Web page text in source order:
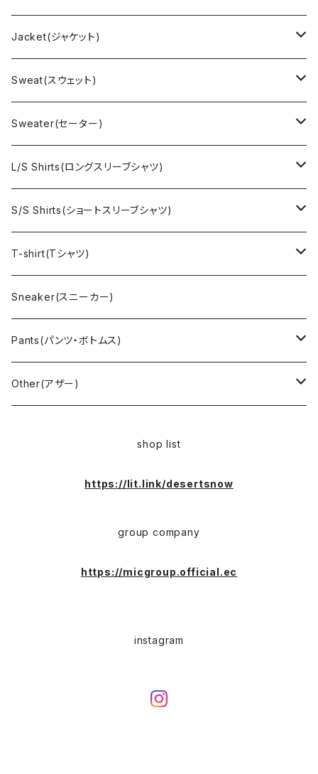
Jacket(ジャケット)
US Military(ユーエスミリタリー)
EURO Military(ユーロミリタリー）
Ralph Laurne(ラルフローレン)
Denim jacket(デニムジャケット)
Vest(ベスト)
Outdoor(アウトドア)
Cover all(カバーオール)
Nylon Jacket(ナイロンジャケット)
Leather Jacket(レザージャケット)
Sweat(スウェット)
Champion(チャンピオン)
Reverse Weave(リバースウィーブ)
Sports sweat(スポーツ スウェット)
Character(キャラクター)
Lee （リー）
Russell（ラッセル）
Sweater(セーター)
Ralph Lauren(ラルフローレン)
Brand(ブランド)
LACOSTE(ラコステ)
Cardigan(カーディガン)
Vest(ベスト)
Military （ミリタリー）
L/S Shirts(ロングスリーブシャツ)
Ralph Lauren(ラルフローレン)
Brooks Brothers(ブルックスブラザーズ)
Military（ミリタリー）
Euro(ヨーロッパ)
Work（ワーク）
PENDLETON（ペンドルトン）
S/S Shirts(ショートスリーブシャツ)
Ralph Lauren (ラルフローレン)
Hawaiian(ハワイアン)
Military (ミリタリー )
bowling（ボウリング）
T-shirt(Tシャツ)
Champion(チャンピオン)
Sport(スポーツ)
Harley Davidson(ハーレーダビッドソン)
Hard Rock CAFE(ハードロックカフェ)
Sneaker(スニーカー)
Pants(パンツ・ボトムス)
Carhartt,Dickies(カーハート、ディッキーズ)
Other(アザー)
shop list
https://lit.link/desertsnow
group company
https://micgroup.official.ec
instagram